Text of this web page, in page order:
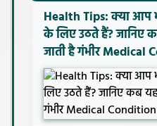
Health Tips: क्या आप
के लिए उठते हैं? जानिए
जाती है गंभीर Medical